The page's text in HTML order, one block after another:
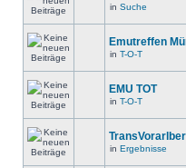
in Suche
Emutreffen
in T-O-T
EMU TOT
in T-O-T
in Ergebnisse